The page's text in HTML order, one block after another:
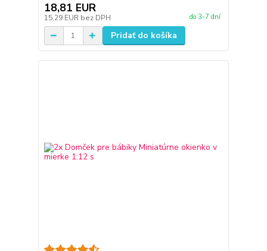
18,81 EUR
15,29 EUR bez DPH do 3-7 dní
Pridať do košíka